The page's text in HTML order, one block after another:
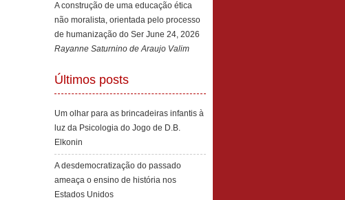
A construção de uma educação ética
não moralista, orientada pelo processo
de humanização do Ser June 24, 2026
Rayanne Saturnino de Araujo Valim
Últimos posts
Um olhar para as brincadeiras infantis à
luz da Psicologia do Jogo de D.B.
Elkonin
A desdemocratização do passado
ameaça o ensino de história nos
Estados Unidos